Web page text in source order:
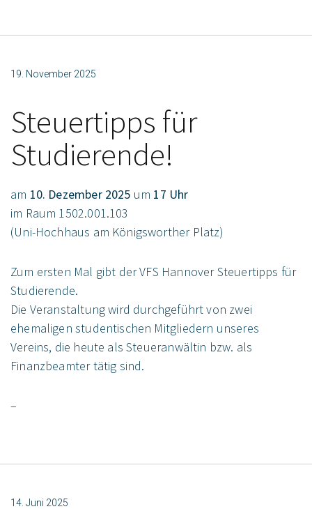
19. November 2025
Steuertipps für
Studierende!
am 10. Dezember 2025 um 17 Uhr
im Raum 1502.001.103
(Uni-Hochhaus am Königsworther Platz)
Zum ersten Mal gibt der VFS Hannover Steuertipps für
Studierende.
Die Veranstaltung wird durchgeführt von zwei
ehemaligen studentischen Mitgliedern unseres
Vereins, die heute als Steueranwältin bzw. als
Finanzbeamter tätig sind.
–
14. Juni 2025